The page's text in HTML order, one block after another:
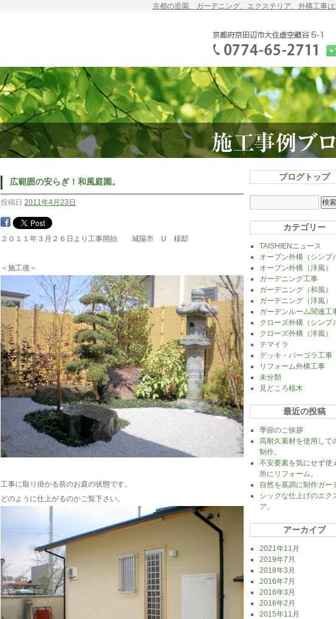
京都の造園、ガーデニング、エクステリア、外構工事
広範囲の安らぎ！和風庭園。
投稿日 2011年4月23日
２０１１年３月２６日より工事開始 城陽市 U 様邸
＜施工後＞
工事に取り掛かる前のお庭の状態です。
どのように仕上がるのかご覧下さい。
ブログトップ
カテゴリー
TAISHIENニュース
オープン外構（シンプ
オープン外構（洋風）
ガーデニング工事
ガーデニング（和風）
ガーデニング（洋風）
ガーデンルーム関連工
クローズ外構（シンプ
クローズ外構（洋風）
テマイラ
デッキ・パーゴラ工事
リフォーム外構工事
未分類
見どころ植木
最近の投稿
季節のご挨拶
高耐久素材を使用して
制作。
不安要素を気にせず使
所にリフォーム。
自然を基調に制作ガー
シックな仕上げのエク
ア。
アーカイブ
2021年11月
2019年7月
2018年3月
2016年7月
2016年3月
2016年2月
2015年11月